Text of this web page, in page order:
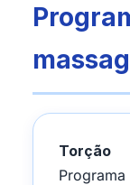
Torção